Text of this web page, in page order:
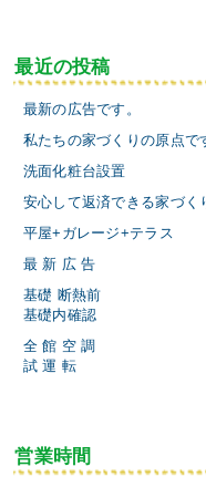
最近の投稿
最新の広告です。
私たちの家づくりの原点で
洗面化粧台設置
安心して返済できる家づく
平屋+ガレージ+テラス
最 新 広 告
基礎 断熱前
基礎内確認
全 館 空 調
試 運 転
営業時間